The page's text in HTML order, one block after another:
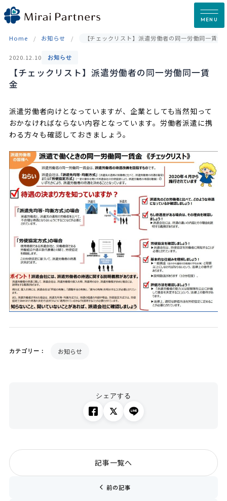
Skip
to
MENU
Home お知らせ 【チェックリスト】派遣労働者の同一労働同一賃金
2020.12.10 お知らせ
【チェックリスト】派遣労働者の同一労働同一賃
金
派遣労働者向けとなっていますが、企業としても当然知って
おかなければならない内容となっています。労働者派遣に携
わる方々も確認しておきましょう。
カテゴリー： お知らせ
シェアする
chevron_left 前の記事
記事一覧へ